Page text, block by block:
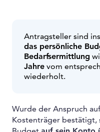
Antragsteller sind
das persönliche
Bedarfsermittlung
Jahre vom
wiederholt.
Wurde der Anspruch
Kostenträger bestätigt,